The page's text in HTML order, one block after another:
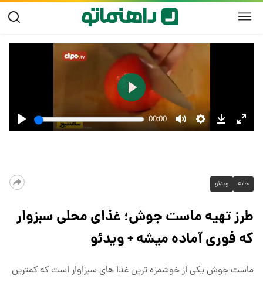
خانه ویدئو
طرز تهیه ماست جوش؛ غذای محلی سبزوار
که فوری آماده میشه + ویدئو
ماست جوش یکی از خوشمزه ترین غذا های سبزاوار است که کمترین